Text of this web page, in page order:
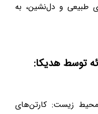
طبیعی و دل‌نشین، به
توسط هدیکا:
محیط زیست: کارتن‌های